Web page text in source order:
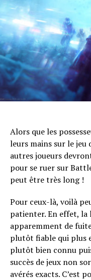
Alors que les
leurs mains sur le jeu
autres joueurs
pour se ruer sur
peut être très long !
Pour ceux-là, voilà
patienter. En effet, la
apparemment de
plutôt fiable qui plus
plutôt bien connu
succès de jeux non
avérés exacts. C’est